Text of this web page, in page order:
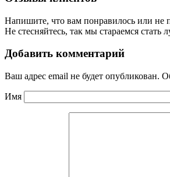
Напишите, что вам понравилось или не
Не стесняйтесь, так мы стараемся стать
Добавить комментарий
Ваш адрес email не будет опубликован.
Имя